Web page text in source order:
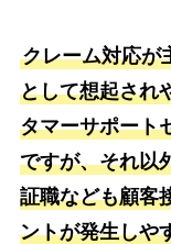
クレーム対応が
として想起され
タマーサポート
ですが、それ以
証職なども顧客
ントが発生しや